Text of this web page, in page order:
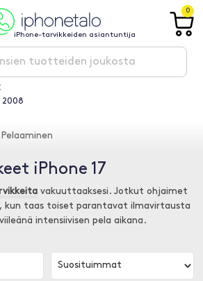
iPhone-tarvikkeiden asiantuntija
0
iPhone 17
vakuuttaaksesi. Jotkut ohjaimet
taas toiset parantavat ilmavirtausta
intensiivisen pela aikana.